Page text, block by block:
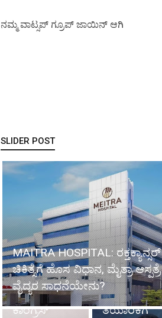
ನಮ್ಮ ವಾಟ್ಸಪ್ ಗ್ರೂಪ್ ಜಾಯಿನ್ ಆಗಿ
SLIDER POST
MAITRA HOSPITAL: ರಕ್ತಕ್ಯಾನ್ಸರ್
ಚಿಕಿತ್ಸೆಗೆ ಹೊಸ ವಿಧಾನ, ಮೈತ್ರಾ ಆಸ್ಪತ್ರೆ
ವೈದ್ಯರ ಸಾಧನೆಯೇನು?
BJP about
congress
Govt: ಗ್ಯಾರಂಟಿ
ಕೊಡುಗೆಗಾಗಿ
ಬಡವರ
ಪಿಂಚಣಿ
ಸೌಲಭ್ಯಕ್ಕೆ ರಾಜ್ಯ
ಕಾಂಗ್ರೆಸ್
News:
ಮಂಗಳೂರು
ನಗರಕ್ಕೆ
ಬೈಪಾಸ್‌ ಸಹಿತ
ದಕ್ಷಿಣ ಕನ್ನಡದ
ಪ್ರಮುಖ
ಹೆದ್ದಾರಿ
ಯೋಜನೆಗಳ
ಡಿಪಿಆರ್
ತಯಾರಿಕೆಗೆ